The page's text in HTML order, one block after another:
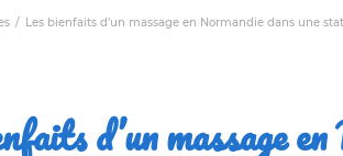
Les bienfaits d’un massage en Normandie dans une
d’un massage